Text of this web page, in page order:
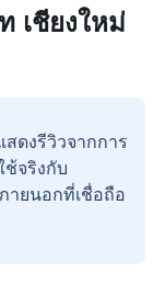
เชียงใหม่
สดงรีวิวจากการ
จริงกับ
ายนอกที่เชื่อถือ